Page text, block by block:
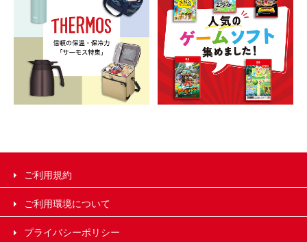
ご利用規約
ご利用環境について
プライバシーポリシー